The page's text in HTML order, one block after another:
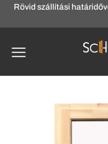
Skip
to
Rövid szállítási